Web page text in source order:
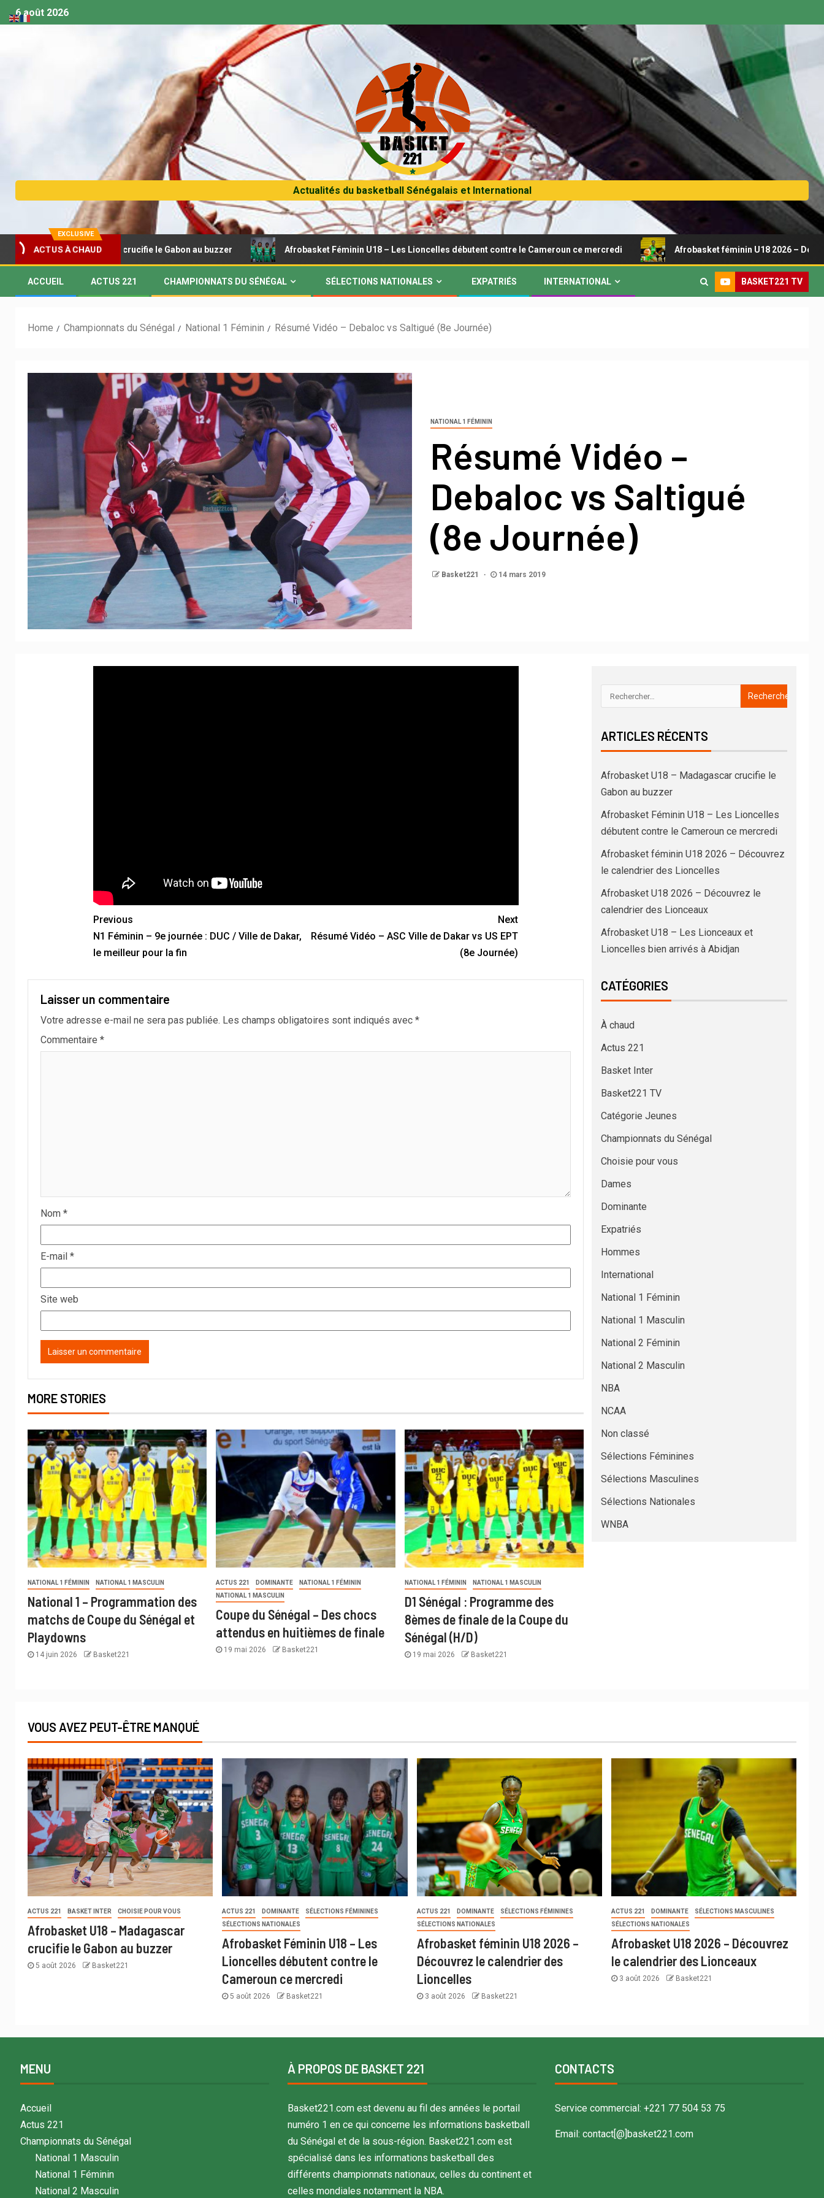
6 août 2026
Actualités du basketball Sénégalais et International
EXCLUSIVE
ACTUS À CHAUD
– Madagascar crucifie le Gabon au buzzer Afrobasket Féminin U18 – Les Lioncelles débutent contre le Cameroun ce mercredi Afrobasket féminin U18 2026 – Découvrez le
ACCUEIL ACTUS 221 CHAMPIONNATS DU SÉNÉGAL SÉLECTIONS NATIONALES EXPATRIÉS INTERNATIONAL BASKET221 TV
Home Championnats du Sénégal National 1 Féminin Résumé Vidéo – Debaloc vs Saltigué (8e Journée)
NATIONAL 1 FÉMININ
Résumé Vidéo –
Debaloc vs Saltigué
(8e Journée)
Basket221 14 mars 2019
Previous
N1 Féminin – 9e journée : DUC / Ville de Dakar,
le meilleur pour la fin
Next
Résumé Vidéo – ASC Ville de Dakar vs US EPT
(8e Journée)
Laisser un commentaire
Votre adresse e-mail ne sera pas publiée. Les champs obligatoires sont indiqués avec *
Commentaire *
Nom *
E-mail *
Site web
MORE STORIES
NATIONAL 1 FÉMININ NATIONAL 1 MASCULIN
National 1 – Programmation des
matchs de Coupe du Sénégal et
Playdowns
14 juin 2026 Basket221
ACTUS 221 DOMINANTE
NATIONAL 1 FÉMININ
NATIONAL 1 MASCULIN
Coupe du Sénégal – Des chocs
attendus en huitièmes de finale
19 mai 2026 Basket221
NATIONAL 1 FÉMININ NATIONAL 1 MASCULIN
D1 Sénégal : Programme des
8èmes de finale de la Coupe du
Sénégal (H/D)
19 mai 2026 Basket221
ARTICLES RÉCENTS
Afrobasket U18 – Madagascar crucifie le
Gabon au buzzer
Afrobasket Féminin U18 – Les Lioncelles
débutent contre le Cameroun ce mercredi
Afrobasket féminin U18 2026 – Découvrez
le calendrier des Lioncelles
Afrobasket U18 2026 – Découvrez le
calendrier des Lionceaux
Afrobasket U18 – Les Lionceaux et
Lioncelles bien arrivés à Abidjan
CATÉGORIES
À chaud
Actus 221
Basket Inter
Basket221 TV
Catégorie Jeunes
Championnats du Sénégal
Choisie pour vous
Dames
Dominante
Expatriés
Hommes
International
National 1 Féminin
National 1 Masculin
National 2 Féminin
National 2 Masculin
NBA
NCAA
Non classé
Sélections Féminines
Sélections Masculines
Sélections Nationales
WNBA
VOUS AVEZ PEUT-ÊTRE MANQUÉ
ACTUS 221 BASKET INTER CHOISIE POUR VOUS
Afrobasket U18 – Madagascar
crucifie le Gabon au buzzer
5 août 2026 Basket221
ACTUS 221 DOMINANTE
SÉLECTIONS FÉMININES
SÉLECTIONS NATIONALES
Afrobasket Féminin U18 – Les
Lioncelles débutent contre le
Cameroun ce mercredi
5 août 2026 Basket221
ACTUS 221 DOMINANTE
SÉLECTIONS FÉMININES
SÉLECTIONS NATIONALES
Afrobasket féminin U18 2026 –
Découvrez le calendrier des
Lioncelles
3 août 2026 Basket221
ACTUS 221 DOMINANTE
SÉLECTIONS MASCULINES
SÉLECTIONS NATIONALES
Afrobasket U18 2026 – Découvrez
le calendrier des Lionceaux
3 août 2026 Basket221
MENU
Accueil
Actus 221
Championnats du Sénégal
National 1 Masculin
National 1 Féminin
National 2 Masculin
À PROPOS DE BASKET 221
Basket221.com est devenu au fil des années le portail
numéro 1 en ce qui concerne les informations basketball
du Sénégal et de la sous-région. Basket221.com est
spécialisé dans les informations basketball des
différents championnats nationaux, celles du continent et
celles mondiales notamment la NBA.
CONTACTS
Service commercial: +221 77 504 53 75
Email: contact[@]basket221.com